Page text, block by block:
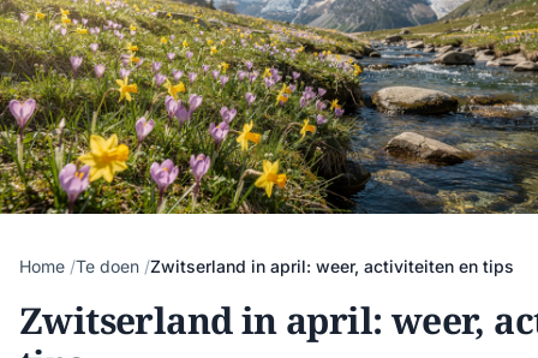
Home Te doen Zwitserland in april: weer, activiteiten en tips
Zwitserland in april: weer,